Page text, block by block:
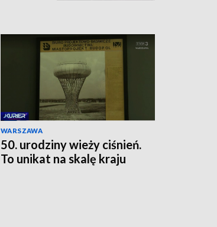
WARSZAWA
50. urodziny wieży ciśnień.
To unikat na skalę kraju